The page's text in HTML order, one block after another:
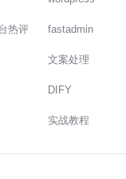
热评 fastadmin
文案处理
DIFY
实战教程